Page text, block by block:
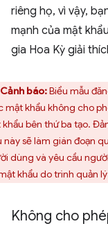
riêng họ, vì vậy,
mạnh của mật
gia Hoa Kỳ giải
Cảnh báo:Biểu mẫu
mật khẩu không cho
bên thứ ba tạo.
này sẽ làm gián đoạn
dùng và yêu cầu
khẩu do trình quản
Không cho